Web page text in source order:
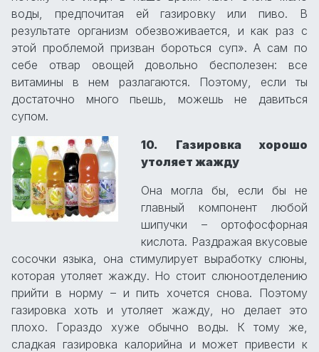
воды, предпочитая ей газировку или пиво. В
результате организм обезвоживается, и как раз с
этой проблемой призван бороться суп». А сам по
себе отвар овощей довольно бесполезен: все
витамины в нем разлагаются. Поэтому, если ты
достаточно много пьешь, можешь не давиться
супом.
10. Газировка хорошо
утоляет жажду
Она могла бы, если бы не
главный компонент любой
шипучки – ортофосфорная
кислота. Раздражая вкусовые
сосочки языка, она стимулирует выработку слюны,
которая утоляет жажду. Но стоит слюноотделению
прийти в норму – и пить хочется снова. Поэтому
газировка хоть и утоляет жажду, но делает это
плохо. Гораздо хуже обычно воды. К тому же,
сладкая газировка калорийна и может привести к